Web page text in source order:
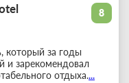
8
который за годы
и зарекомендовал
отдыха....